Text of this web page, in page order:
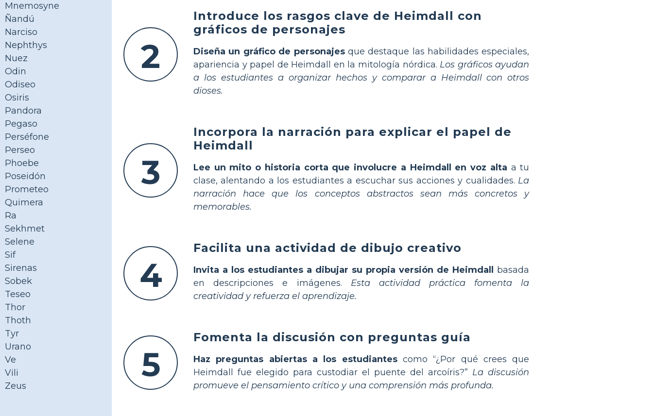
Mnemosyne
Ñandú
Narciso
Nephthys
Nuez
Odin
Odiseo
Osiris
Pandora
Pegaso
Perséfone
Perseo
Phoebe
Poseidón
Prometeo
Quimera
Ra
Sekhmet
Selene
Sif
Sirenas
Sobek
Teseo
Thor
Thoth
Tyr
Urano
Ve
Vili
Zeus
2
Introduce los rasgos clave de Heimdall con
gráficos de personajes
Diseña un gráfico de personajesque destaque las habilidades especiales,
apariencia y papel de Heimdall en la mitología nórdica. Los gráficos ayudan
a los estudiantes a organizar hechos y comparar a Heimdall con otros
dioses.
3
Incorpora la narración para explicar el papel de
Heimdall
Lee un mito o historia corta que involucre a Heimdall en voz alta a tu
clase, alentando a los estudiantes a escuchar sus acciones y cualidades. La
narración hace que los conceptos abstractos sean más concretos y
memorables.
4
Facilita una actividad de dibujo creativo
Invita a los estudiantes a dibujar su propia versión de Heimdall
basada
en descripciones e imágenes. Esta actividad práctica fomenta la
creatividad y refuerza el aprendizaje.
5
Fomenta la discusión con preguntas guía
Haz preguntas abiertas a los estudiantescomo “¿Por qué crees que
Heimdall fue elegido para custodiar el puente del arcoíris?” La discusión
promueve el pensamiento crítico y una comprensión más profunda.